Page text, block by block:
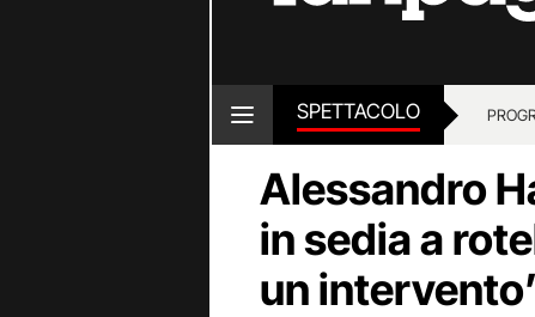
SPETTACOLO
Alessandro
in sedia a
un